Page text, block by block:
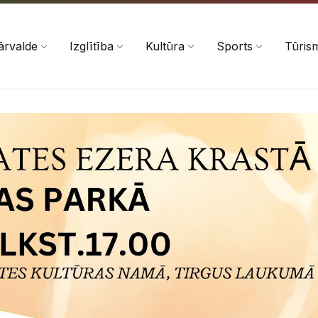
Izglītība Kultūra Sports